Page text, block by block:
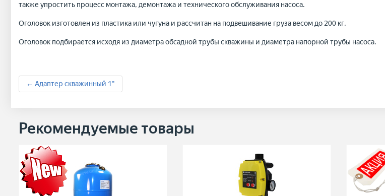
также упростить процесс монтажа, демонтажа и технического обслуживания насоса.
Оголовок изготовлен из пластика или чугуна и рассчитан на подвешивание груза весом до 200 кг.
Оголовок подбирается исходя из диаметра обсадной трубы скважины и диаметра напорной трубы насоса.
← Адаптер скважинный 1"
Рекомендуемые товары